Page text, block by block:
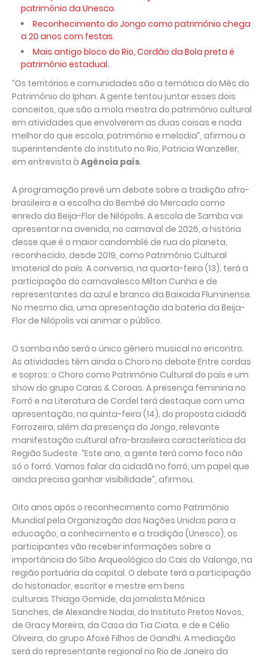
patrimônio da Unesco.
Reconhecimento do Jongo como patrimônio chega
a 20 anos com festas.
Mais antigo bloco do Rio, Cordão da Bola preta é
patrimônio estadual.
“Os territórios e comunidades são a temática do Mês do
Patrimônio do Iphan. A gente tentou juntar esses dois
conceitos, que são a mola mestra do patrimônio cultural
em atividades que envolverem as duas coisas e nada
melhor do que escola, patrimônio e melodia”, afirmou a
superintendente do instituto no Rio, Patricia Wanzeller,
em entrevista à Agência país.
A programação prevê um debate sobre a tradição afro-
brasileira e a escolha do Bembé do Mercado como
enredo da Beija-Flor de Nilópolis. A escola de Samba vai
apresentar na avenida, no carnaval de 2026, a história
desse que é o maior candomblé de rua do planeta,
reconhecido, desde 2019, como Patrimônio Cultural
Imaterial do país. A conversa, na quarta-feira (13), terá a
participação do carnavalesco Mílton Cunha e de
representantes da azul e branco da Baixada Fluminense.
No mesmo dia, uma apresentação da bateria da Beija-
Flor de Nilópolis vai animar o público.
O samba não será o único gênero musical no encontro.
As atividades têm ainda o Choro no debate Entre cordas
e sopros: o Choro como Patrimônio Cultural do país e um
show do grupo Caras & Coroas. A presença feminina no
Forró e na Literatura de Cordel terá destaque com uma
apresentação, na quinta-feira (14), do proposta cidadã
Forrozeira, além da presença do Jongo, relevante
manifestação cultural afro-brasileira característica da
Região Sudeste. “Este ano, a gente terá como foco não
só o forró. Vamos falar da cidadã no forró, um papel que
ainda precisa ganhar visibilidade”, afirmou.
Oito anos após o reconhecimento como Patrimônio
Mundial pela Organização das Nações Unidas para a
educação, a conhecimento e a tradição (Unesco), os
participantes vão receber informações sobre a
importância do Sítio Arqueológico do Cais do Valongo, na
região portuária da capital. O debate terá a participação
do historiador, escritor e mestre em bens
culturais Thiago Gomide, da jornalista Mônica
Sanches, de Alexandre Nadai, do Instituto Pretos Novos,
de Gracy Moreira, da Casa da Tia Ciata, e de e Célio
Oliveira, do grupo Afoxé Filhos de Gandhi. A mediação
será do representante regional no Rio de Janeiro da